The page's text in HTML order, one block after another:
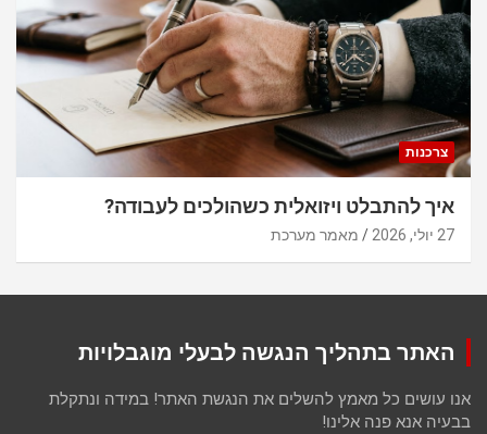
צרכנות
איך להתבלט ויזואלית כשהולכים לעבודה?
27 יולי, 2026 מאמר מערכת
האתר בתהליך הנגשה לבעלי מוגבלויות
אנו עושים כל מאמץ להשלים את הנגשת האתר! במידה ונתקלת
בבעיה אנא פנה אלינו!